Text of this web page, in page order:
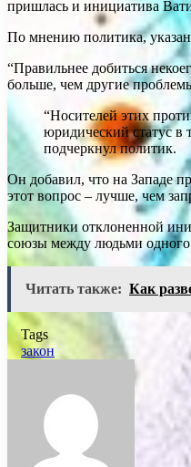
пришлась и инициатива
По мнению политика,
“Правильнее добиться
больше, чем другие
“Носителей этих
юридический статус в
подчеркнул политик.
Он добавил, что на Западе
этот вопрос – лучше, чем
Защитники отклоненной
союзы между людьми
Читать также: Как
Tags
закон